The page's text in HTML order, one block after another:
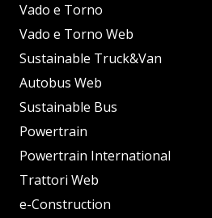
Vado e Torno
Vado e Torno Web
Sustainable Truck&Van
Autobus Web
Sustainable Bus
Powertrain
Powertrain International
Trattori Web
e-Construction